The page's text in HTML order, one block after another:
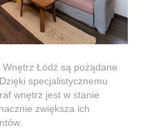
Łódź są pożądane
specjalistycznemu
wnętrz jest w stanie
zwiększa ich